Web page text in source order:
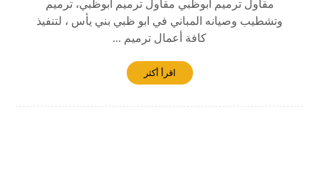
مقاول ترميم ابوظبي مقاول ترميم ابوظبي، ترميم
وتشطيب وصيانه المباني في ابو ظبي بني يأس ، لتنفيذ
كافة أعمال ترميم ...
اقرأ أكثر